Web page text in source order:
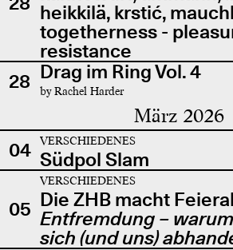
heikkilä, krstić,
togetherness -
resistance
28 Drag im Ring Vol. 4
by Rachel Harder
März 2026
04 VERSCHIEDENES
Südpol Slam
05
VERSCHIEDENES
Die ZHB macht
Entfremdung –
sich (und uns)